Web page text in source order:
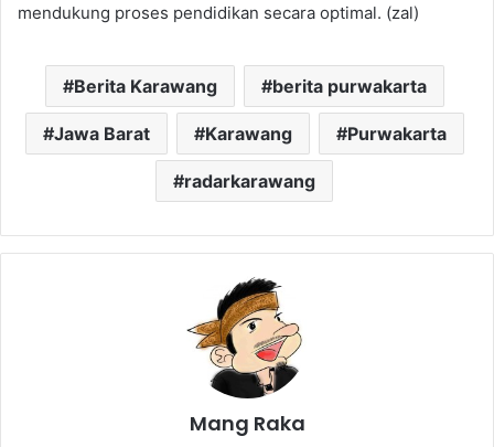
mendukung proses pendidikan secara optimal. (zal)
Berita Karawang berita purwakarta
Jawa Barat Karawang Purwakarta
radarkarawang
Mang Raka